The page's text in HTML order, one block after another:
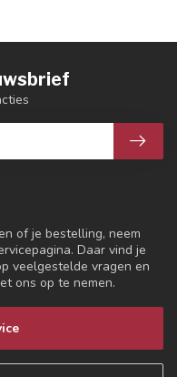
of je bestelling, neem
Daar vind je
veelgestelde vragen en
ons op te nemen.